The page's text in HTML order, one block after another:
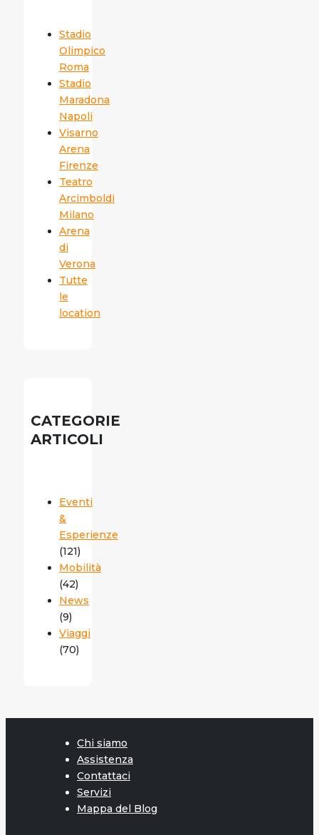
Stadio
Olimpico
Roma
Stadio
Maradona
Napoli
Visarno
Arena
Firenze
Teatro
Arcimboldi
Milano
Arena
di
Verona
Tutte
le
location
CATEGORIE
ARTICOLI
Eventi
&
Esperienze
(121)
Mobilità
(42)
News
(9)
Viaggi
(70)
Chi siamo
Assistenza
Contattaci
Servizi
Mappa del Blog